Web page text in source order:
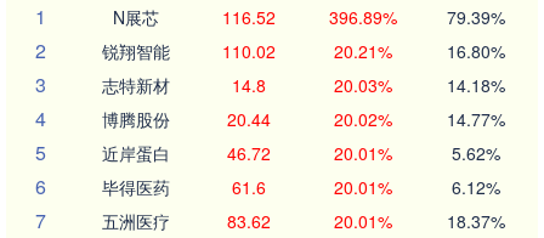
1
N展芯 116.52 396.89% 79.39%
2 锐翔智能 110.02 20.21% 16.80%
3 志特新材 14.8 20.03% 14.18%
4 博腾股份 20.44 20.02% 14.77%
5 近岸蛋白 46.72 20.01% 5.62%
6 毕得医药 61.6 20.01% 6.12%
7 五洲医疗 83.62 20.01% 18.37%